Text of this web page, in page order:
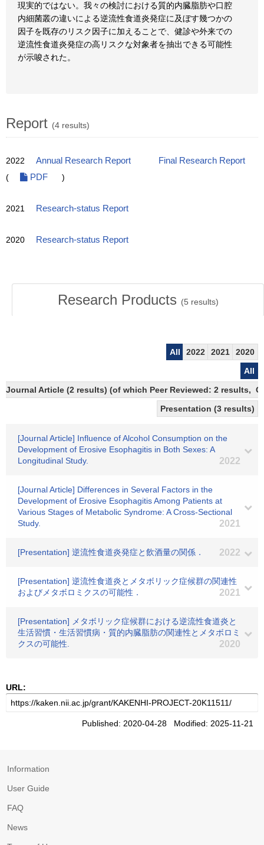
現実的ではない。我々の検討における質的内臓脂肪や口腔
内細菌叢の違いによる逆流性食道炎発症に及ぼす幾つかの
因子を既存のリスク因子に加えることで、健診や外来での
逆流性食道炎発症の高リスクな対象者を抽出できる可能性
が示唆された。
Report (4 results)
2022 Annual Research Report
Final Research Report
(
PDF )
2021 Research-status Report
2020 Research-status Report
Research Products (5 results)
All 2022 2021
2020
All
Journal Article (2 results) (of which Peer Reviewed: 2 results,
Presentation (3 results)
[Journal Article] Influence of Alcohol Consumption on the
Development of Erosive Esophagitis in Both Sexes: A
Longitudinal Study.
2022
[Journal Article] Differences in Several Factors in the
Development of Erosive Esophagitis Among Patients at
Various Stages of Metabolic Syndrome: A Cross-Sectional
Study.
2021
[Presentation] 逆流性食道炎発症と飲酒量の関係． 2022
[Presentation] 逆流性食道炎とメタボリック症候群の関連性
およびメタボロミクスの可能性．
2021
[Presentation] メタボリック症候群における逆流性食道炎と
生活習慣・生活習慣病・質的内臓脂肪の関連性とメタボロミ
クスの可能性.
2020
URL:
Published: 2020-04-28 Modified: 2025-11-21
Information
User Guide
FAQ
News